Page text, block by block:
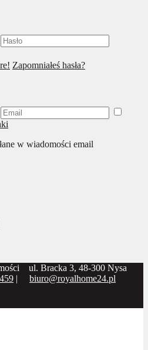
Zapomniałeś hasła?
w wiadomości email
ul. Bracka 3, 48-300 Nysa
| biuro@royalhome24.pl